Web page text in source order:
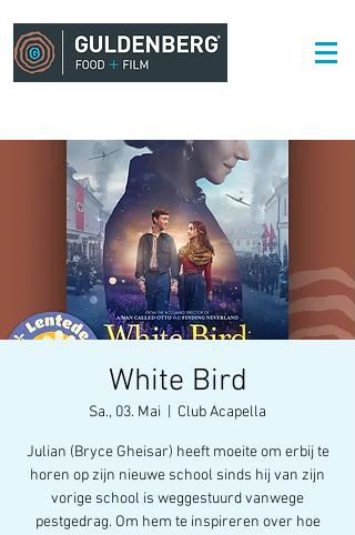
White Bird
Sa., 03. Mai Club Acapella
Julian (Bryce Gheisar) heeft moeite om erbij te
horen op zijn nieuwe school sinds hij van zijn
vorige school is weggestuurd vanwege
pestgedrag. Om hem te inspireren over hoe